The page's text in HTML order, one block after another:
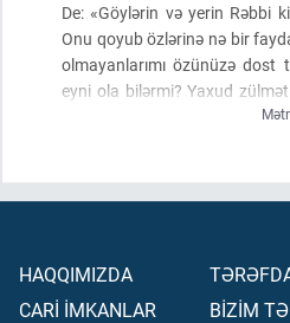
De: «Göylərin və yerin Rəbbi
Onu qoyub özlərinə nə bir
olmayanlarımı özünüzə
eyni ola bilərmi? Yaxud
onlar Allaha, Onun yaratdığı
HAQQIMIZDA
CARİ İMKANLAR
BİZİM